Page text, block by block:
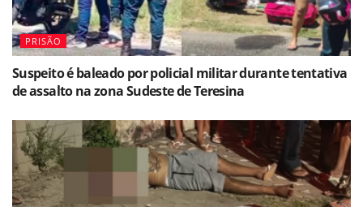
PRISÃO
Suspeito é baleado por policial militar durante tentativa
de assalto na zona Sudeste de Teresina